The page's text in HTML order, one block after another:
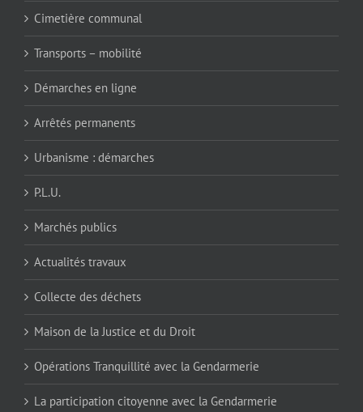
Cimetière communal
Transports – mobilité
Démarches en ligne
Arrêtés permanents
Urbanisme : démarches
P.L.U.
Marchés publics
Actualités travaux
Collecte des déchets
Maison de la Justice et du Droit
Opérations Tranquillité avec la Gendarmerie
La participation citoyenne avec la Gendarmerie